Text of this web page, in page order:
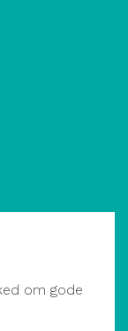
om gode